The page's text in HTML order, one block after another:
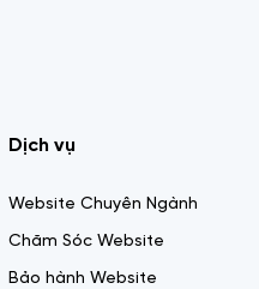
Dịch vụ
Website Chuyên Ngành
Chăm Sóc Website
Bảo hành Website